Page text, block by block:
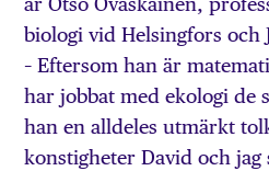
biologi vid Helsingfors och
– Eftersom han är
har jobbat med ekologi de
han en alldeles utmärkt
konstigheter David och